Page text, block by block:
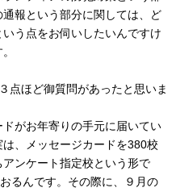
報という部分に関しては、ど
う点をお伺いしたいんですけ
ほど御質問があったと思いま
がお年寄りの手元に届いてい
、メッセージカードを380校
ンケート指定校という形で
るんです。その際に、９月の